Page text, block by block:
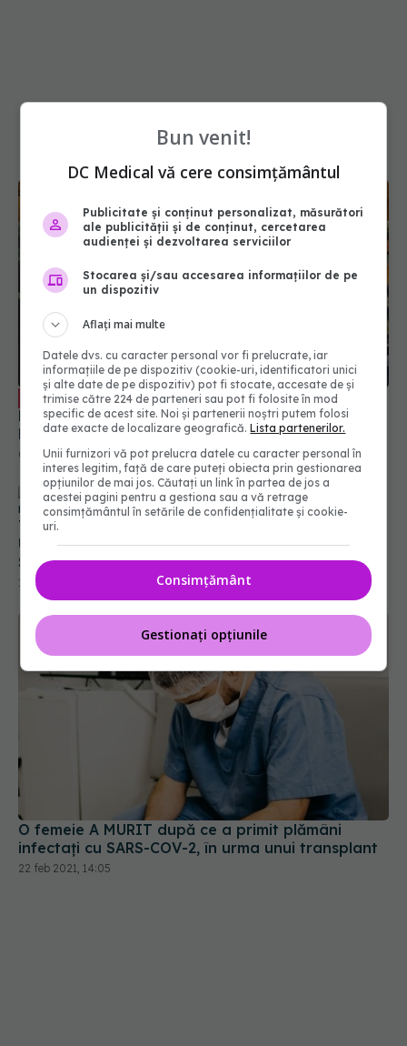
EXCLUSIV Prelevare multi-organ la Spitalul
Floreasca. Șase pacienți, a doua șansă la viață.
Dobra: Pacientul care trebuia să primească inima
are COVID, așa că organul a ajuns în Germania
04 aug 2022, 17:31
Transplantul de UTER și de intestin subțire, pas
URIAȘ în România. Dr. Zamfir, anunțul care dă
SPERANȚE enorme
15 apr 2022, 19:53
O femeie A MURIT după ce a primit plămâni
infectați cu SARS-COV-2, în urma unui transplant
22 feb 2021, 14:05
Bun venit!
DC Medical vă cere consimțământul
Publicitate și conținut personalizat, măsurători
ale publicității și de conținut, cercetarea
audienței și dezvoltarea serviciilor
Stocarea și/sau accesarea informațiilor de pe
un dispozitiv
Aflați mai multe
Datele dvs. cu caracter personal vor fi prelucrate, iar
informațiile de pe dispozitiv (cookie-uri, identificatori unici
și alte date de pe dispozitiv) pot fi stocate, accesate de și
trimise către 224 de parteneri sau pot fi folosite în mod
specific de acest site. Noi și partenerii noștri putem folosi
date exacte de localizare geografică.Lista partenerilor.
Unii furnizori vă pot prelucra datele cu caracter personal în
interes legitim, față de care puteți obiecta prin gestionarea
opțiunilor de mai jos. Căutați un link în partea de jos a
acestei pagini pentru a gestiona sau a vă retrage
consimțământul în setările de confidențialitate și cookie-
uri.
Consimțământ
Gestionați opțiunile